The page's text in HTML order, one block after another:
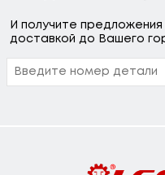
И получите
доставкой до Вашего